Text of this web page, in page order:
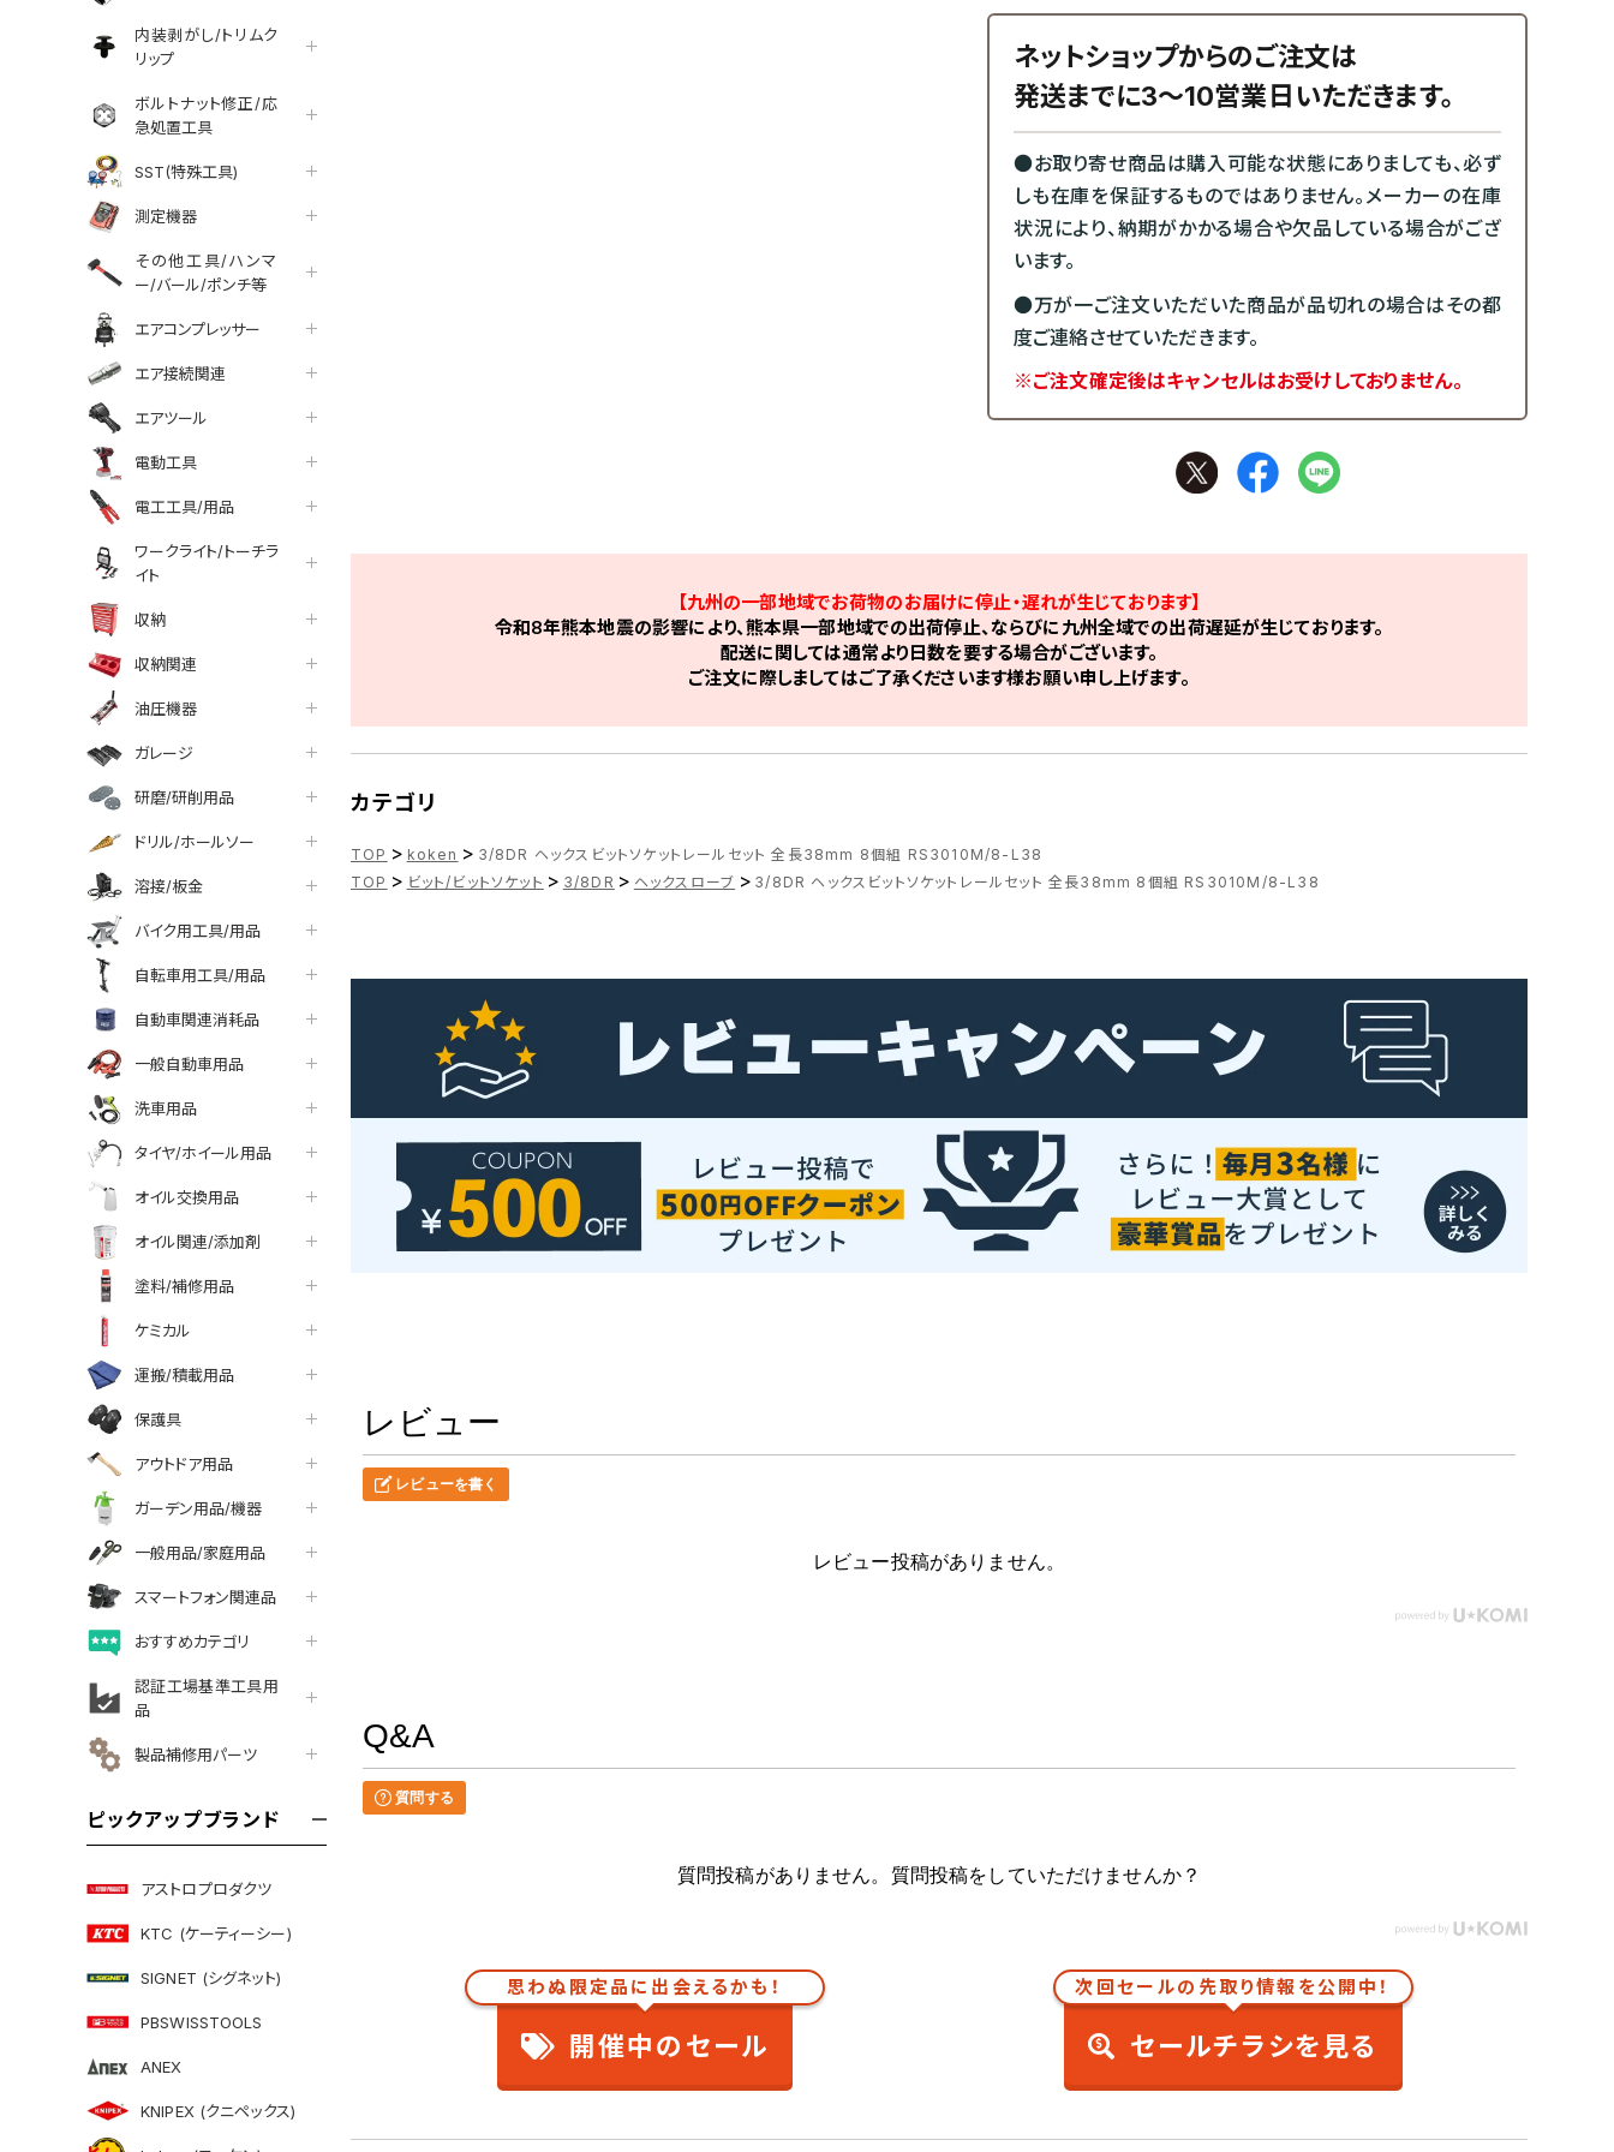
内装剥がし/トリムク
リップ
ボルトナット修正/応
急処置工具
SST(特殊工具)
測定機器
その他工具/ハンマ
ー/バール/ポンチ等
エアコンプレッサー
エア接続関連
エアツール
電動工具
電工工具/用品
ワークライト/トーチラ
イト
収納
収納関連
油圧機器
ガレージ
研磨/研削用品
ドリル/ホールソー
溶接/板金
バイク用工具/用品
自転車用工具/用品
自動車関連消耗品
一般自動車用品
洗車用品
タイヤ/ホイール用品
オイル交換用品
オイル関連/添加剤
塗料/補修用品
ケミカル
運搬/積載用品
保護具
アウトドア用品
ガーデン用品/機器
一般用品/家庭用品
スマートフォン関連品
おすすめカテゴリ
認証工場基準工具用
品
製品補修用パーツ
ピックアップブランド
アストロプロダクツ
KTC (ケーティーシー)
SIGNET (シグネット)
PBSWISSTOOLS
ANEX
KNIPEX (クニペックス)
ネットショップからのご注文は
発送までに3～10営業日いただきます。
●お取り寄せ商品は購入可能な状態にありましても、必ず
しも在庫を保証するものではありません。メーカーの在庫
状況により、納期がかかる場合や欠品している場合がござ
います。
●万が一ご注文いただいた商品が品切れの場合はその都
度ご連絡させていただきます。
※ご注文確定後はキャンセルはお受けしておりません。
facebook
line
【九州の一部地域でお荷物のお届けに停止・遅れが生じております】
令和8年熊本地震の影響により、熊本県一部地域での出荷停止、ならびに九州全域での出荷遅延が生じております。
配送に関しては通常より日数を要する場合がございます。
ご注文に際しましてはご了承くださいます様お願い申し上げます。
カテゴリ
TOP > koken > 3/8DR ヘックスビットソケットレールセット 全長38mm 8個組 RS3010M/8-L38
TOP > ビット/ビットソケット > 3/8DR > ヘックスローブ > 3/8DR ヘックスビットソケットレールセット 全長38mm 8個組 RS3010M/8-L38
レビュー
レビューを書く
レビュー投稿がありません。
Q&A
質問する
質問投稿がありません。質問投稿をしていただけませんか？
思わぬ限定品に出会えるかも！
開催中のセール
次回セールの先取り情報を公開中！
セールチラシを見る